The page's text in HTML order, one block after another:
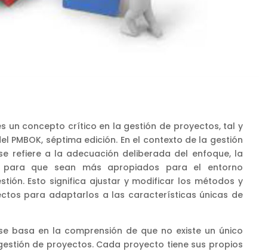
un concepto crítico en la gestión de proyectos, tal y
PMBOK, séptima edición. En el contexto de la gestión
refiere a la adecuación deliberada del enfoque, la
que sean más apropiados para el entorno
Esto significa ajustar y modificar los métodos y
para adaptarlos a las características únicas de
basa en la comprensión de que no existe un único
de proyectos. Cada proyecto tiene sus propios